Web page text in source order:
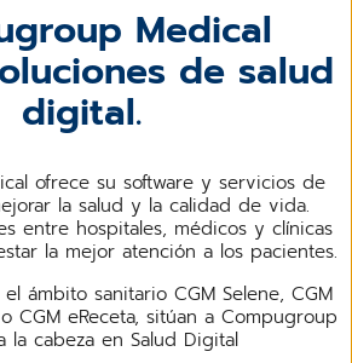
Medical
de salud
digital.
ofrece su software y servicios de
la salud y la calidad de vida.
entre hospitales, médicos y clínicas
la mejor atención a los pacientes.
ámbito sanitario CGM Selene, CGM
CGM eReceta, sitúan a Compugroup
la cabeza en Salud Digital